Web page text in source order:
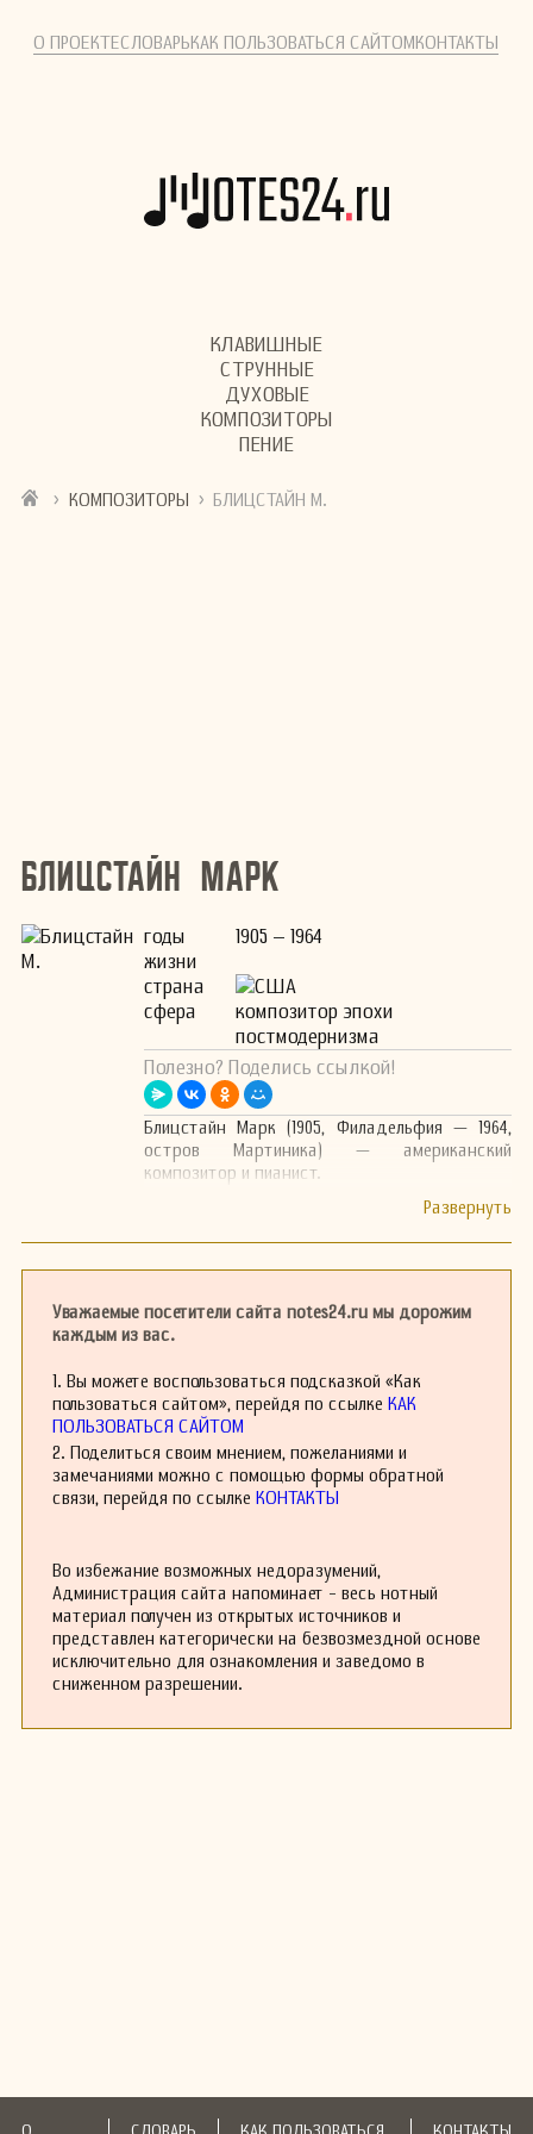
О ПРОЕКТЕСЛОВАРЬКАК ПОЛЬЗОВАТЬСЯ САЙТОМКОНТАКТЫ
КЛАВИШНЫЕ
СТРУННЫЕ
ДУХОВЫЕ
КОМПОЗИТОРЫ
ПЕНИЕ
› КОМПОЗИТОРЫ › БЛИЦСТАЙН М.
Блицстайн Марк
годы
жизни
1905 – 1964
страна
США
сфера
композитор эпохи
постмодернизма
Полезно? Поделись ссылкой!
Блицстайн Марк (1905, Филадельфия — 1964,
остров Мартиника) — американский
композитор и пианист.
Уважаемые посетители сайта notes24.ru мы дорожим
каждым из вас.
1. Вы можете воспользоваться подсказкой «Как
пользоваться сайтом», перейдя по ссылке КАК
ПОЛЬЗОВАТЬСЯ САЙТОМ
2. Поделиться своим мнением, пожеланиями и
замечаниями можно с помощью формы обратной
связи, перейдя по ссылке КОНТАКТЫ
Во избежание возможных недоразумений,
Администрация сайта напоминает - весь нотный
материал получен из открытых источников и
представлен категорически на безвозмездной основе
исключительно для ознакомления и заведомо в
сниженном разрешении.